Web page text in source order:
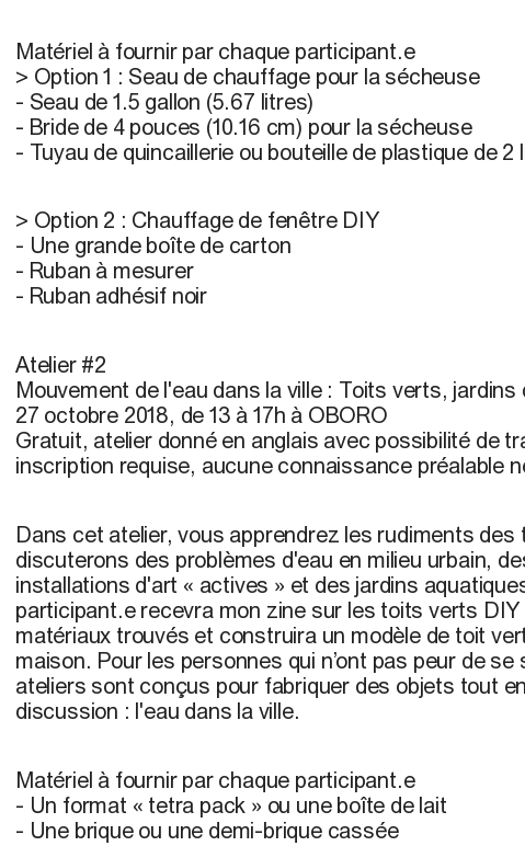
Matériel à fournir par chaque participant.e
> Option 1 : Seau de chauffage pour la sécheuse
- Seau de 1.5 gallon (5.67 litres)
- Bride de 4 pouces (10.16 cm) pour la sécheuse
- Tuyau de quincaillerie ou bouteille de plastique de 2
> Option 2 : Chauffage de fenêtre DIY
- Une grande boîte de carton
- Ruban à mesurer
- Ruban adhésif noir
Atelier #2
Mouvement de l'eau dans la ville : Toits verts,
27 octobre 2018, de 13 à 17h à OBORO
Gratuit, atelier donné en anglais avec possibilité de
inscription requise, aucune connaissance préalable
Dans cet atelier, vous apprendrez les rudiments
discuterons des problèmes d'eau en milieu urbain,
installations d'art « actives » et des jardins
participant.e recevra mon zine sur les toits verts
matériaux trouvés et construira un modèle de toit
maison. Pour les personnes qui n’ont pas peur de se
ateliers sont conçus pour fabriquer des objets tout
discussion : l'eau dans la ville.
Matériel à fournir par chaque participant.e
- Un format « tetra pack » ou une boîte de lait
- Une brique ou une demi-brique cassée